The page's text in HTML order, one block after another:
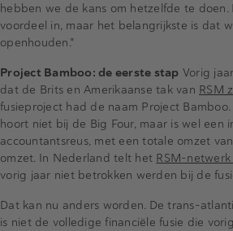
hebben we de kans om hetzelfde te doen.
voordeel in, maar het belangrijkste is dat
openhouden."
Project Bamboo: de eerste stap Vorig
dat de Brits en Amerikaanse tak van RSM
fusieproject had de naam Project
hoort niet bij de Big Four, maar is wel een
accountantsreus, met een totale omzet
omzet. In Nederland telt het RSM-
vorig jaar niet betrokken werden bij de
Dat kan nu anders worden. De trans-
is niet de volledige financiële fusie die